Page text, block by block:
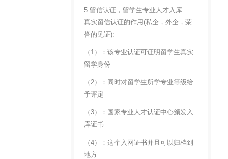
5.留信认证，留学生专业人才入库
真实留信认证的作用(私企，外企，荣
誉的见证):
（1）：该专业认证可证明留学生真实
留学身份
（2）：同时对留学生所学专业等级给
予评定
（3）：国家专业人才认证中心颁发入
库证书
（4）：这个入网证书并且可以归档到
地方